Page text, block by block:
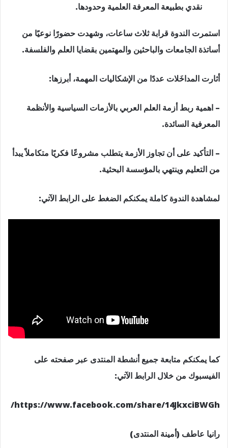
نقدي بطبيعة المعرفة العلمية وحدودها.
استمرت الندوة قرابة ثلاث ساعات، وشهدت حضورًا نوعيًا من
أساتذة الجامعات والباحثين والمهتمين بقضايا العلم والفلسفة.
أثارت المداخَلات عددًا من الإشكاليات المهمة، أبرزها:
– اهمية ربط أزمة العلم العربي بالأزمات السياسية والأنظمة
المعرفية السائدة.
– التأكيد على أن تجاوز الأزمة يتطلب مشروعًا فكريًا متكاملاً يبدأ
من التعليم وينتهي بالمؤسسة البحثية.
لمشاهدة الندوة كاملة يمكنكم الضغط على الرابط الآتي:
كما يمكنكم متابعة جميع أنشطة المنتدى عبر صفحته على
الفيسبوك من خلال الرابط الآتي:
https://www.facebook.com/share/14JkxciBWGh/
رانيا عاطف (أمينة المنتدى)